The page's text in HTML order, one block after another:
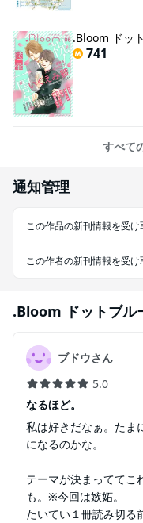
.Bloom ドッ
741
すべて
通知管理
この作品の新刊情報を受け
この作者の新刊情報を受け
.Bloom ドットブル
ブドウさん
5.0
なるほど。
私は好きだなぁ。たま
になるのかな。
テーマが決まっててこ
も。※今回は嫉妬。
たいてい１冊読み切る